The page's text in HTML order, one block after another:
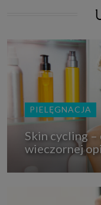
PIELĘGNACJA
Skin cycling
wieczornej